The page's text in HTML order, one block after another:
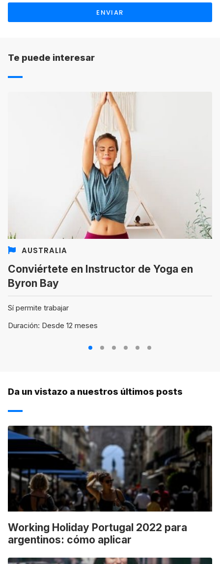
ENVIAR
Te puede interesar
AUSTRALIA
Conviértete en Instructor de Yoga en
Byron Bay
Sí permite trabajar
Duración: Desde 12 meses
3 4 5 6
Da un vistazo a nuestros últimos posts
Working Holiday Portugal 2022 para
argentinos: cómo aplicar